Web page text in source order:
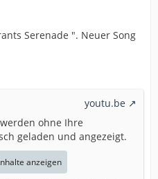
Serenade ". Neuer Song
youtu.be
ohne Ihre
geladen und angezeigt.
anzeigen